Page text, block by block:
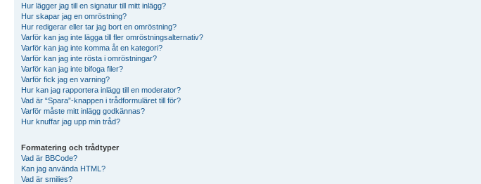
Hur lägger jag till en signatur till mitt inlägg?
Hur skapar jag en omröstning?
Hur redigerar eller tar jag bort en omröstning?
Varför kan jag inte lägga till fler omröstningsalternativ?
Varför kan jag inte komma åt en kategori?
Varför kan jag inte rösta i omröstningar?
Varför kan jag inte bifoga filer?
Varför fick jag en varning?
Hur kan jag rapportera inlägg till en moderator?
Vad är “Spara”-knappen i trådformuläret till för?
Varför måste mitt inlägg godkännas?
Hur knuffar jag upp min tråd?
Formatering och trådtyper
Vad är BBCode?
Kan jag använda HTML?
Vad är smilies?